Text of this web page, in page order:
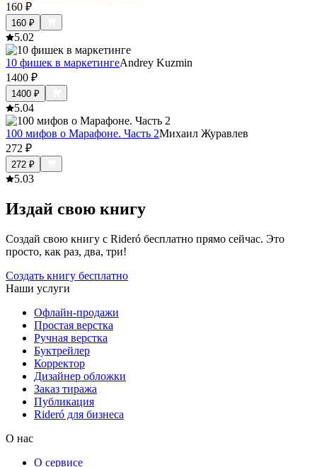
160 ₽
160 ₽
5.02
10 фишек в маркетингеAndrey Kuzmin
1400 ₽
1400 ₽
5.04
100 мифов о Марафоне. Часть 2Михаил Журавлев
272 ₽
272 ₽
5.03
Издай свою книгу
Создай свою книгу с Rideró бесплатно прямо сейчас. Это
просто, как раз, два, три!
Создать книгу бесплатно
Наши услуги
Офлайн-продажи
Простая верстка
Ручная верстка
Буктрейлер
Корректор
Дизайнер обложки
Заказ тиража
Публикация
Rideró для бизнеса
О нас
О сервисе